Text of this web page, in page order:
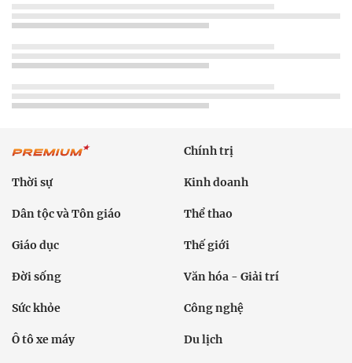
Chính trị
Thời sự Kinh doanh
Dân tộc và Tôn giáo Thể thao
Giáo dục Thế giới
Đời sống Văn hóa - Giải trí
Sức khỏe Công nghệ
Ô tô xe máy Du lịch